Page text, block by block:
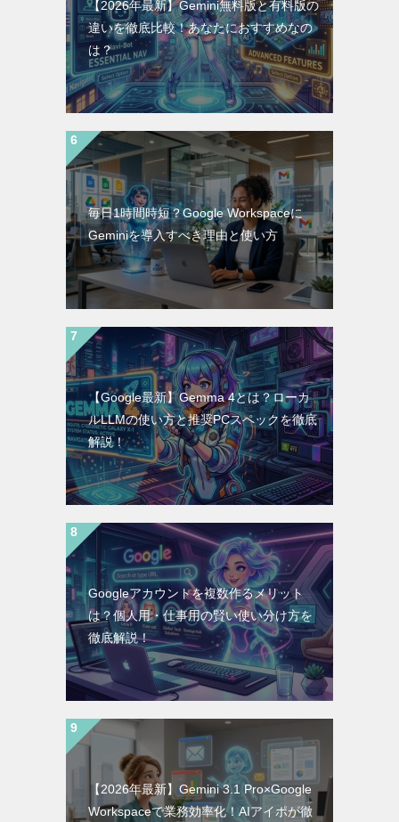
【2026年最新】Gemini無料版と有料版の
違いを徹底比較！あなたにおすすめなの
は？
毎日1時間時短？Google Workspaceに
Geminiを導入すべき理由と使い方
【Google最新】Gemma 4とは？ローカ
ルLLMの使い方と推奨PCスペックを徹底
解説！
Googleアカウントを複数作るメリット
は？個人用・仕事用の賢い使い分け方を
徹底解説！
【2026年最新】Gemini 3.1 Pro×Google
Workspaceで業務効率化！AIアイポが徹